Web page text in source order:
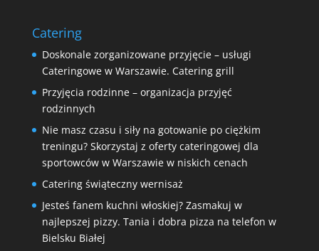
Catering
Doskonale zorganizowane przyjęcie – usługi
Cateringowe w Warszawie. Catering grill
Przyjęcia rodzinne – organizacja przyjęć
rodzinnych
Nie masz czasu i siły na gotowanie po ciężkim
treningu? Skorzystaj z oferty cateringowej dla
sportowców w Warszawie w niskich cenach
Catering świąteczny wernisaż
Jesteś fanem kuchni włoskiej? Zasmakuj w
najlepszej pizzy. Tania i dobra pizza na telefon w
Bielsku Białej